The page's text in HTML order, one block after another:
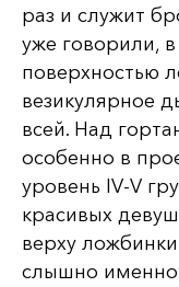
раз и служит
уже говорили,
поверхностью
везикулярное
всей. Над
особенно в
уровень IV-V
красивых
верху
слышно именно